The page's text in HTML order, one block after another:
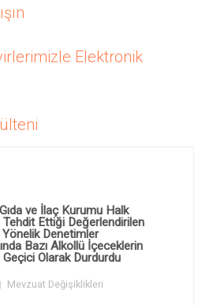
Elektronik
ve İlaç Kurumu Halk
Tehdit Ettiği Değerlendirilen
Yönelik Denetimler
Bazı Alkollü İçeceklerin
Geçici Olarak Durdurdu
Mevzuat Değişiklikleri